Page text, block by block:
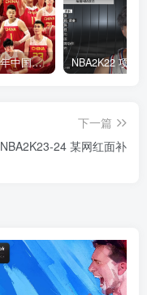
NBA2K22 19年中国队面补合集
下一篇
NBA2K23-24 某网红面补